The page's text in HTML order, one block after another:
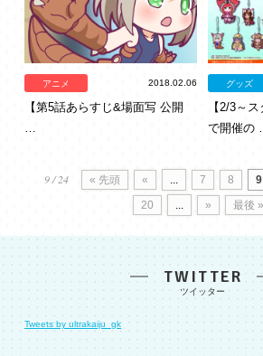
アニメ 2018.02.06
【第5話あらすじ&場面写 公開
…
グッズ
【2/3～
で開催の
9 / 24 « 先頭 « 7 8 9
20
» 最後 »
TWITTER
Tweets by ultrakaiju_gk